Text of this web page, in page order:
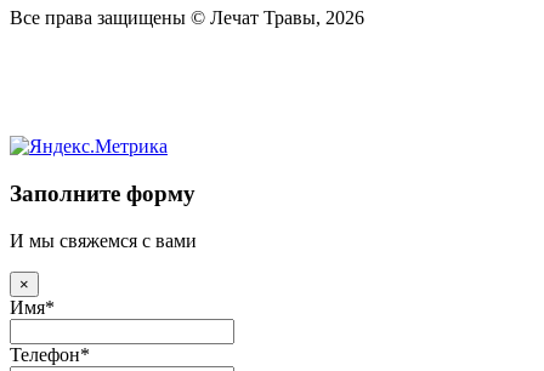
Все права защищены © Лечат Травы, 2026
Заполните форму
И мы свяжемся с вами
×
Имя*
Телефон*